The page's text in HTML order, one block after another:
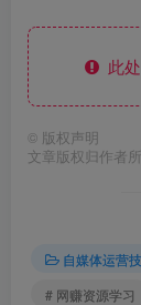
此处
© 版权声明
文章版权归作者
自媒体运营
# 网赚资源学习